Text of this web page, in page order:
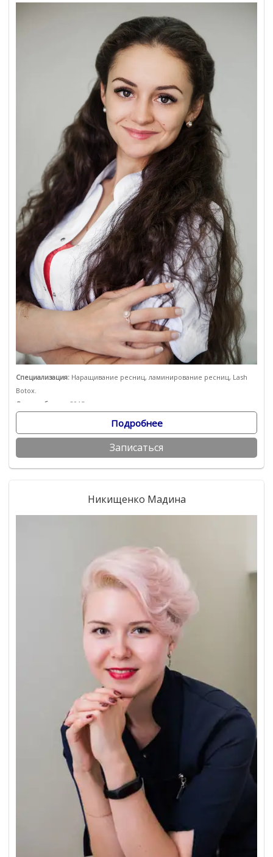
Специализация: Наращивание ресниц, ламинирование ресниц, Lash
Botox.
Опыт работы:
с 2015 года
Подробнее
Записаться
Никищенко Мадина